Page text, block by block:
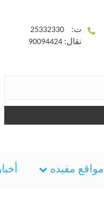
ت: 25332330
نقال: 90094424
مواقع مفيده أخبار